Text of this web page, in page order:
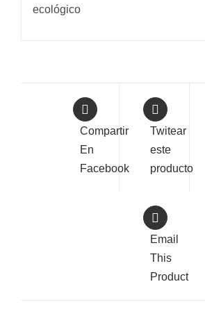
ecológico
Compartir
En
Facebook
Twitear
este
producto
Email
This
Product